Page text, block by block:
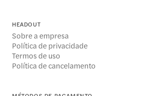
HEADOUT
Sobre a empresa
Política de privacidade
Termos de uso
Política de cancelamento